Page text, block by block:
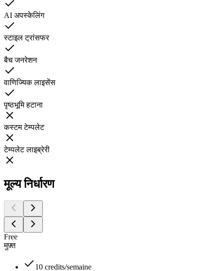
AI अपस्केलिंग
स्टाइल ट्रांसफर
बैच जनरेशन
वाणिज्यिक लाइसेंस
पृष्ठभूमि हटाना
कस्टम टेम्पलेट
टेम्पलेट लाइब्रेरी
मूल्य निर्धारण
Free
मुफ़्त
10 credits/semaine